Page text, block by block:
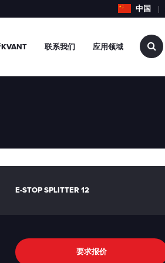
中国
联系我们 应用领域
查
找…
E-STOP SPLITTER 12
要求报价